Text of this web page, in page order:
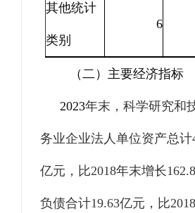
其他统计
类别
6
（二）主要经济指标
2023年末，科学研究和
务业企业法人单位资产总计
亿元，比2018年末增长
负债合计19.63亿元，比2018